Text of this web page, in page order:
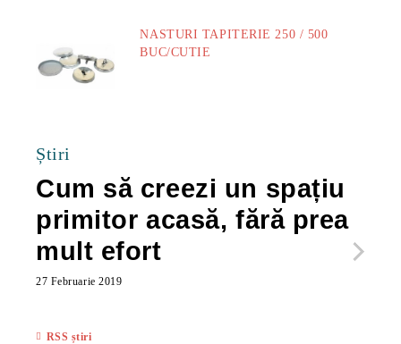
NASTURI TAPITERIE 250 / 500
BUC/CUTIE
Știri
Cum să creezi un spațiu
primitor acasă, fără prea
mult efort
27 Februarie 2019
RSS știri